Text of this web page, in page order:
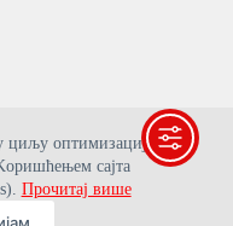
циљу оптимизације
сајта
Прочитај више